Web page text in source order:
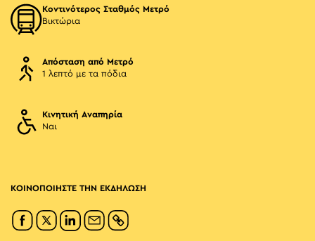
Κοντινότερος Σταθμός Μετρό
Βικτώρια
Απόσταση από Μετρό
1 λεπτό με τα πόδια
Κινητική Αναπηρία
Ναι
ΚΟΙΝΟΠΟΙΗΣΤΕ ΤΗΝ ΕΚΔΗΛΩΣΗ